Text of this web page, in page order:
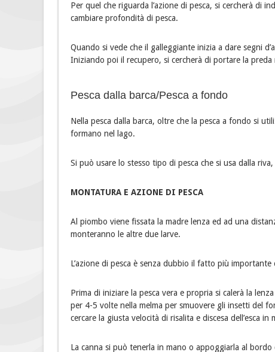
Per quel che riguarda l’azione di pesca, si cercherà di
cambiare profondità di pesca.
Quando si vede che il galleggiante inizia a dare segni
Iniziando poi il recupero, si cercherà di portare la preda
Pesca dalla barca/Pesca a fondo
Nella pesca dalla barca, oltre che la pesca a fondo si
formano nel lago.
Si può usare lo stesso tipo di pesca che si usa dalla
MONTATURA E AZIONE DI PESCA
Al piombo viene fissata la madre lenza ed ad una
monteranno le altre due larve.
L’azione di pesca è senza dubbio il fatto più
Prima di iniziare la pesca vera e propria si calerà la
per 4-5 volte nella melma per smuovere gli insetti del
cercare la giusta velocità di risalita e discesa dell’esca
La canna si può tenerla in mano o appoggiarla al bordo